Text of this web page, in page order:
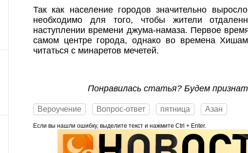
Так как население городов значительно
необходимо для того, чтобы жители
наступлении времени джума-намаза. Первое
самом центре города, однако во времена
читаться с минаретов мечетей.
Понравилась статья? Будем
Вероучение Вопрос-ответ пятница Азан
Если вы нашли ошибку, выделите текст и нажмите Ctrl + Enter.